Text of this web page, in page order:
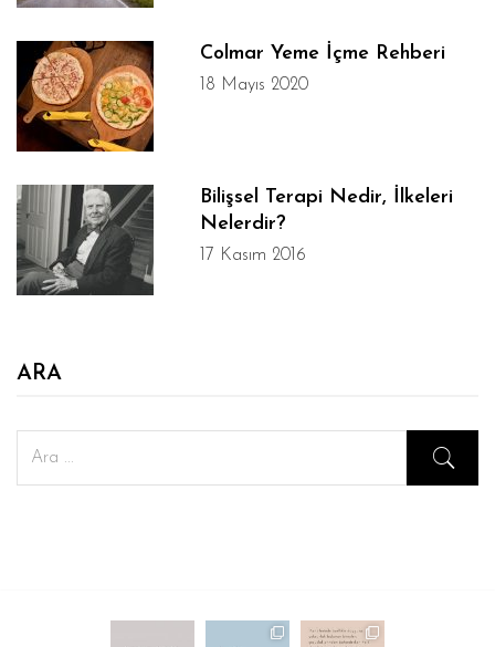
Colmar Yeme İçme Rehberi
18 Mayıs 2020
Bilişsel Terapi Nedir, İlkeleri
Nelerdir?
17 Kasım 2016
ARA